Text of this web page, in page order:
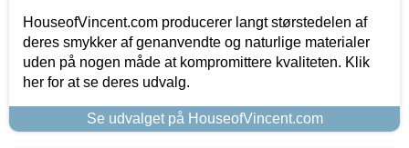
HouseofVincent.com producerer langt størstedelen af
deres smykker af genanvendte og naturlige materialer
uden på nogen måde at kompromittere kvaliteten. Klik
her for at se deres udvalg.
Se udvalget på HouseofVincent.com